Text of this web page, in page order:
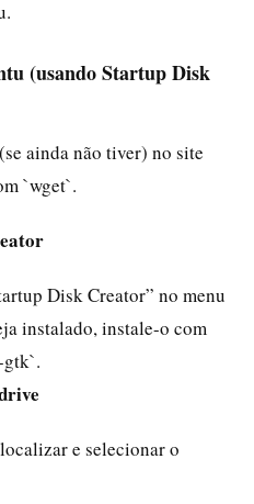
(usando Startup Disk
(se ainda não tiver) no site
`wget`.
Disk Creator” no menu
instalado, instale-o com
gtk`.
e selecionar o